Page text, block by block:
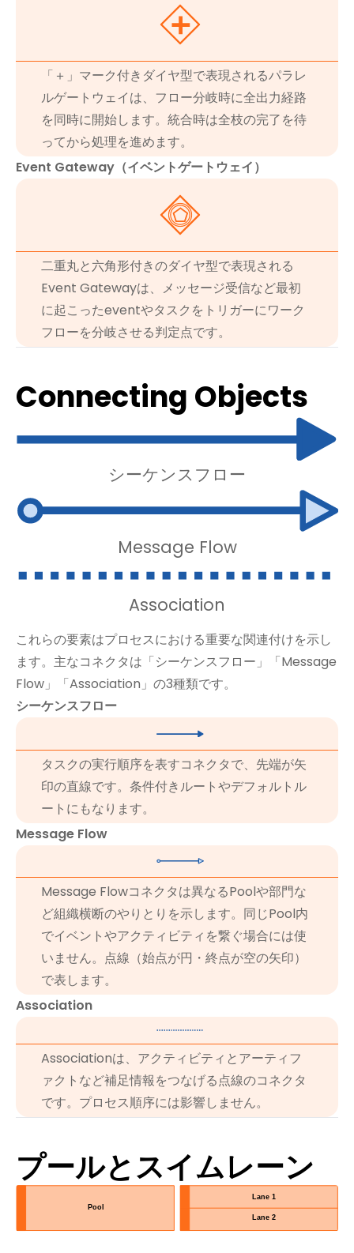
「＋」マーク付きダイヤ型で表現されるパラレ
ルゲートウェイは、フロー分岐時に全出力経路
を同時に開始します。統合時は全枝の完了を待
ってから処理を進めます。
Event Gateway（イベントゲートウェイ）
二重丸と六角形付きのダイヤ型で表現される
Event Gatewayは、メッセージ受信など最初
に起こったeventやタスクをトリガーにワーク
フローを分岐させる判定点です。
Connecting Objects
シーケンスフロー
Message Flow
Association
これらの要素はプロセスにおける重要な関連付けを示し
ます。主なコネクタは「シーケンスフロー」「Message
Flow」「Association」の3種類です。
シーケンスフロー
タスクの実行順序を表すコネクタで、先端が矢
印の直線です。条件付きルートやデフォルトル
ートにもなります。
Message Flow
Message Flowコネクタは異なるPoolや部門な
ど組織横断のやりとりを示します。同じPool内
でイベントやアクティビティを繋ぐ場合には使
いません。点線（始点が円・終点が空の矢印）
で表します。
Association
Associationは、アクティビティとアーティフ
ァクトなど補足情報をつなげる点線のコネクタ
です。プロセス順序には影響しません。
プールとスイムレーン